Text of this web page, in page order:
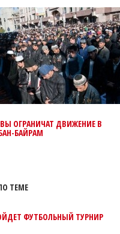
ОГРАНИЧАТ ДВИЖЕНИЕ В
БАЙРАМ
ТЕМЕ
ФУТБОЛЬНЫЙ ТУРНИР